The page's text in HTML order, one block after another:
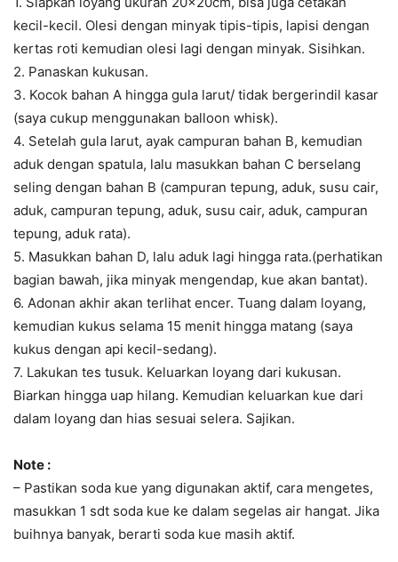
kecil-kecil. Olesi dengan minyak tipis-tipis, lapisi dengan
kertas roti kemudian olesi lagi dengan minyak. Sisihkan.
2. Panaskan kukusan.
3. Kocok bahan A hingga gula larut/ tidak bergerindil kasar
(saya cukup menggunakan balloon whisk).
4. Setelah gula larut, ayak campuran bahan B, kemudian
aduk dengan spatula, lalu masukkan bahan C berselang
seling dengan bahan B (campuran tepung, aduk, susu cair,
aduk, campuran tepung, aduk, susu cair, aduk, campuran
tepung, aduk rata).
5. Masukkan bahan D, lalu aduk lagi hingga rata.(perhatikan
bagian bawah, jika minyak mengendap, kue akan bantat).
6. Adonan akhir akan terlihat encer. Tuang dalam loyang,
kemudian kukus selama 15 menit hingga matang (saya
kukus dengan api kecil-sedang).
7. Lakukan tes tusuk. Keluarkan loyang dari kukusan.
Biarkan hingga uap hilang. Kemudian keluarkan kue dari
dalam loyang dan hias sesuai selera. Sajikan.
Note :
– Pastikan soda kue yang digunakan aktif, cara mengetes,
masukkan 1 sdt soda kue ke dalam segelas air hangat. Jika
buihnya banyak, berarti soda kue masih aktif.